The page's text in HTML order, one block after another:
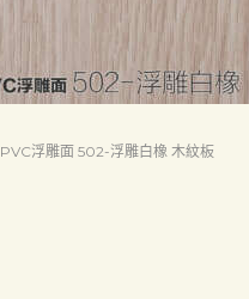
PVC浮雕面 502-浮雕白橡 木紋板